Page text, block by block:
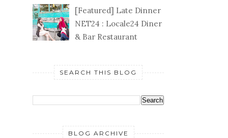
[Featured] Late Dinner
NET24 : Locale24 Diner
& Bar Restaurant
SEARCH THIS BLOG
BLOG ARCHIVE